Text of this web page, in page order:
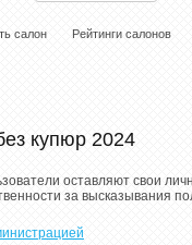
салон Рейтинги салонов
купюр 2024
оставляют свои
за высказывания